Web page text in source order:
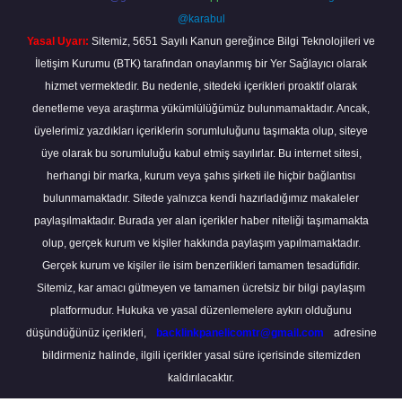
@karabul
Yasal Uyarı: Sitemiz, 5651 Sayılı Kanun gereğince Bilgi Teknolojileri ve
İletişim Kurumu (BTK) tarafından onaylanmış bir Yer Sağlayıcı olarak
hizmet vermektedir. Bu nedenle, sitedeki içerikleri proaktif olarak
denetleme veya araştırma yükümlülüğümüz bulunmamaktadır. Ancak,
üyelerimiz yazdıkları içeriklerin sorumluluğunu taşımakta olup, siteye
üye olarak bu sorumluluğu kabul etmiş sayılırlar. Bu internet sitesi,
herhangi bir marka, kurum veya şahıs şirketi ile hiçbir bağlantısı
bulunmamaktadır. Sitede yalnızca kendi hazırladığımız makaleler
paylaşılmaktadır. Burada yer alan içerikler haber niteliği taşımamakta
olup, gerçek kurum ve kişiler hakkında paylaşım yapılmamaktadır.
Gerçek kurum ve kişiler ile isim benzerlikleri tamamen tesadüfidir.
Sitemiz, kar amacı gütmeyen ve tamamen ücretsiz bir bilgi paylaşım
platformudur. Hukuka ve yasal düzenlemelere aykırı olduğunu
düşündüğünüz içerikleri,
backlinkpanelicomtr@gmail.com
adresine
bildirmeniz halinde, ilgili içerikler yasal süre içerisinde sitemizden
kaldırılacaktır.